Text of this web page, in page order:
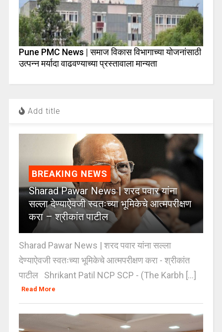
Pune PMC News | समाज विकास विभागाच्या योजनांसाठी
उत्पन्न मर्यादा वाढवण्याच्या प्रस्तावाला मान्यता
Add title
BREAKING NEWS
Sharad Pawar News | शरद पवार यांना
सल्ला देण्याऐवजी स्वतःच्या भूमिकेचे आत्मपरीक्षण
करा – श्रीकांत पाटील
Sharad Pawar News | शरद पवार यांना सल्ला
देण्याऐवजी स्वतःच्या भूमिकेचे आत्मपरीक्षण करा - श्रीकांत
पाटील Shrikant Patil NCP SCP - (The Karbh [...]
Read More